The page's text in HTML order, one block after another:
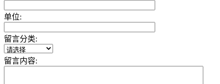
单位:
留言分类:
留言内容: